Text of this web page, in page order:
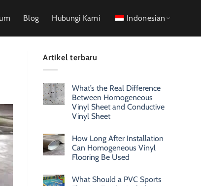
Blog Hubungi Kami Indonesian
Artikel terbaru
What’s the Real Difference
Between Homogeneous
Vinyl Sheet and Conductive
Vinyl Sheet
How Long After Installation
Can Homogeneous Vinyl
Flooring Be Used
What Should a PVC Sports